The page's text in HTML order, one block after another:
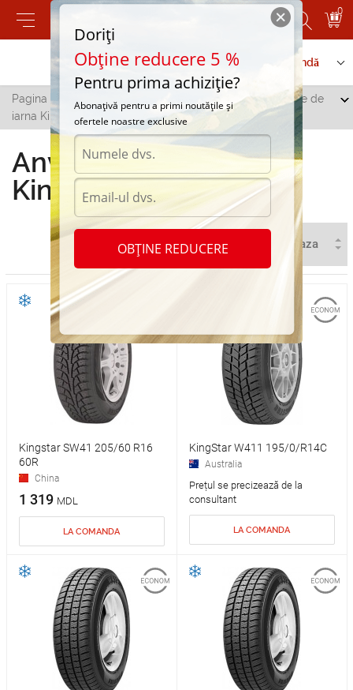
0
Contactați-ne Serviciu de comandă
Pagina principală Lipcani/
Anvelope de
iarna Kingstar in Lipcani
Anvelope de iarna
Kingstar in Lipcani
Kingstar SW41 205/60 R16
60R
China
1 319 MDL
LA COMANDA
KingStar W411 195/0/R14C
Australia
Prețul se precizează de la
consultant
LA COMANDA
Doriți
Obține reducere 5 %
Pentru prima achiziție?
Abonațivă pentru a primi noutățile și
ofertele noastre exclusive
OBȚINE REDUCERE